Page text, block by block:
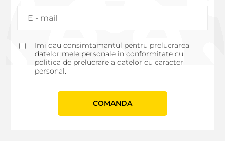
Imi dau consimtamantul pentru prelucrarea
datelor mele personale in conformitate cu
politica de prelucrare a datelor cu caracter
personal.
СOMANDA